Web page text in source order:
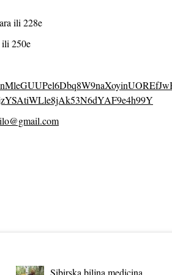
ili 228e
ili 250e
Sibirska biljna medicina